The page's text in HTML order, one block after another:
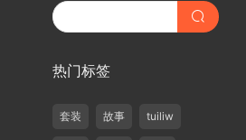
热门标签
套装 故事 tuiliw